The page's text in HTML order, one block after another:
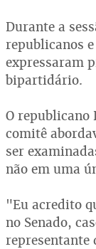
Durante a
republicanos
expressaram
bipartidário.
O republicano
comitê
ser
não em uma
"Eu acredito
no Senado,
representante